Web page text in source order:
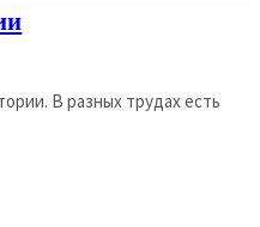
В разных трудах есть